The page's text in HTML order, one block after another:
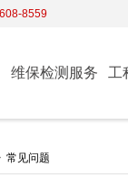
8559
维保检测服务 工
常见问题